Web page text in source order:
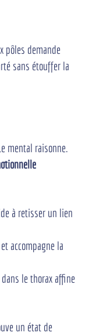
pôles demande
sans étouffer la
mental raisonne.
à retisser un lien
accompagne la
le thorax affine
un état de